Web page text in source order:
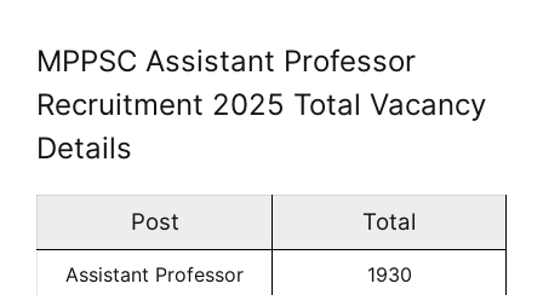
MPPSC Assistant Professor
Recruitment 2025 Total Vacancy
Details
Post Total
Assistant Professor 1930